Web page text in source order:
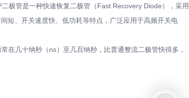
极管是一种快速恢复二极管（Fast Recovery Diode），采用
短、开关速度快、低功耗等特点，广泛应用于高频开关电
在几十纳秒（ns）至几百纳秒，比普通整流二极管快得多，